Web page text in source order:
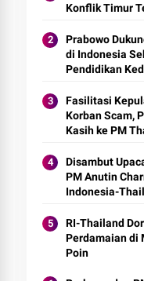
Konflik Timur
Prabowo
di Indonesia
Pendidikan
Fasilitasi
Korban Scam,
Kasih ke PM
Disambut
PM Anutin
Indonesia-
RI-Thailand
Perdamaian di
Poin